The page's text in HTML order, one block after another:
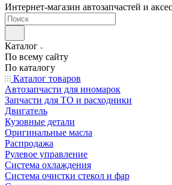
Интернет-магазин автозапчастей и
Каталог
По всему сайту
По каталогу
Каталог товаров
Автозапчасти для иномарок
Запчасти для ТО и расходники
Двигатель
Кузовные детали
Оригинальные масла
Распродажа
Рулевое управление
Система охлаждения
Система очистки стекол и фар